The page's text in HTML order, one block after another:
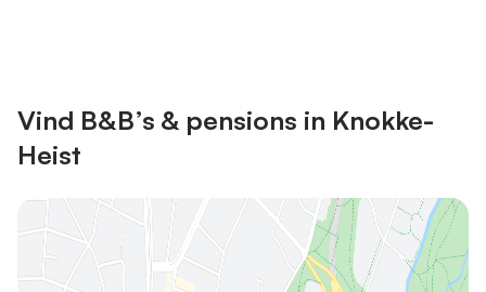
Vind B&B’s & pensions in Knokke-
Heist